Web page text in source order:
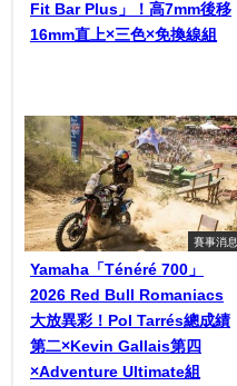
Fit Bar Plus」！高7mm後移
16mm直上×三色×免換線組
賽事消息
Yamaha「Ténéré 700」
2026 Red Bull Romaniacs
大放異彩！Pol Tarrés總成績
第二×Kevin Gallais第四
×Adventure Ultimate組